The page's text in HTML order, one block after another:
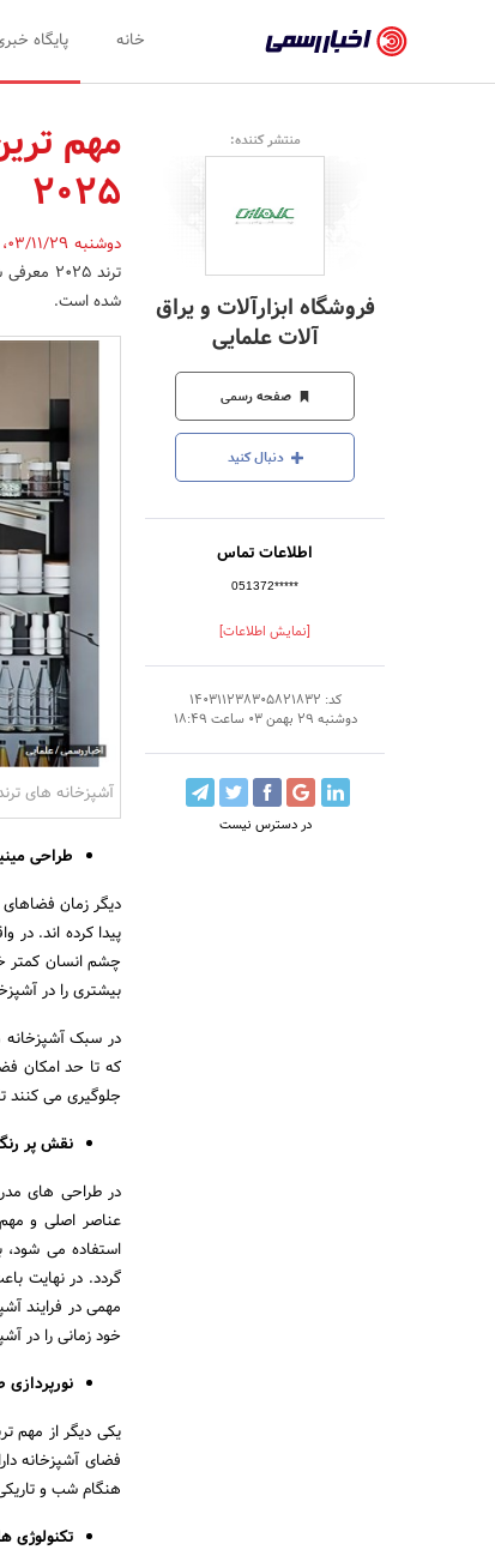
رسمی
-
اخبار
تایید
شرکت‌ها،
سازمان‌ها
و
روابط
عمومی‌ها
خانه پایگاه
منتشر کننده:
فروشگاه ابزارآلات و یراق
آلات علمایی
صفحه رسمی
دنبال کنید
اطلاعات تماس
051372*****
[نمایش اطلاعات]
کد: 140311238305821832
دوشنبه 29 بهمن 03 ساعت 18:49
در دسترس نیست
مهم
2025
دوشنبه 03/11/29
شده است.
آشپزخانه های ترند
طراحی
دیگر زمان
پیدا کرده اند.
چشم انسان کمتر
بیشتری را در
در سبک آشپزخانه
که تا حد امکان
جلوگیری می کنند
نقش پر
در طراحی های
عناصر اصلی و
استفاده می
گردد. در نهایت
مهمی در فرایند
خود زمانی را در
نورپردازی
یکی دیگر از مهم
فضای آشپزخانه
هنگام شب و
تکنولوژی